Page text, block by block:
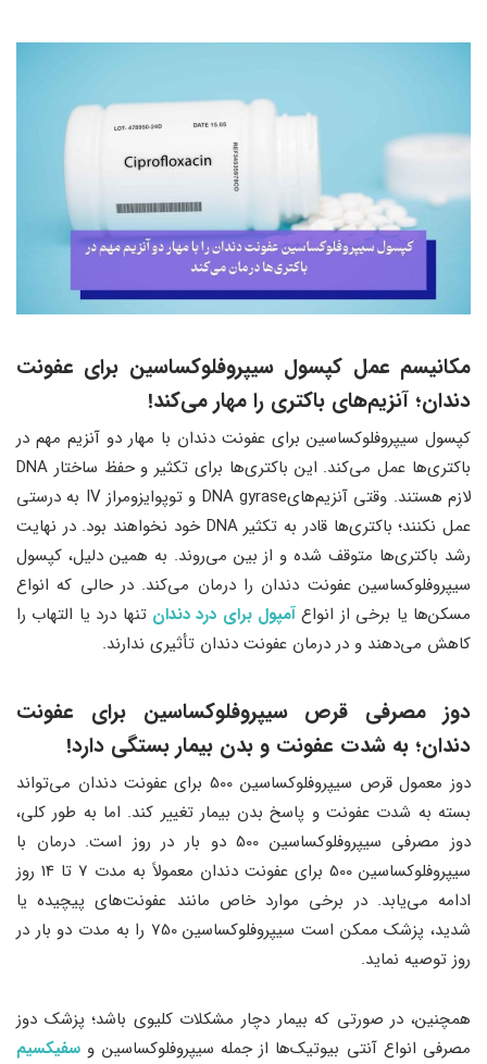
​مکانیسم عمل کپسول سیپروفلوکساسین برای عفونت
دندان؛ آنزیم‌های باکتری را مهار می‌کند!
کپسول سیپروفلوکساسین برای عفونت دندان با مهار دو آنزیم مهم در
باکتری‌ها عمل می‌کند. این باکتری‌ها برای تکثیر و حفظ ساختار DNA
لازم هستند. وقتی آنزیم‌هایDNA gyrase و توپوایزومراز IV به درستی
عمل نکنند؛ باکتری‌ها قادر به تکثیر DNA خود نخواهند بود. در نهایت
رشد باکتری‌ها متوقف شده و از بین می‌روند. به همین دلیل، کپسول
سیپروفلوکساسین عفونت دندان را درمان می‌کند. در حالی که انواع
مسکن‌ها یا برخی از انواع آمپول برای درد دندان تنها درد یا التهاب را
کاهش می‌دهند و در درمان عفونت دندان تأثیری ندارند.
دوز مصرفی قرص سیپروفلوکساسین برای عفونت
دندان؛ به شدت عفونت و بدن بیمار بستگی دارد!
دوز معمول قرص سیپروفلوکساسین 500 برای عفونت دندان می‌تواند
بسته به شدت عفونت و پاسخ بدن بیمار تغییر کند. اما به طور کلی،
دوز مصرفی سیپروفلوکساسین 500 دو بار در روز است. درمان با
سیپروفلوکساسین 500 برای عفونت دندان معمولاً به مدت 7 تا 14 روز
ادامه می‌یابد. در برخی موارد خاص مانند عفونت‌های پیچیده یا
شدید، پزشک ممکن است سیپروفلوکساسین 750 را به مدت دو بار در
روز توصیه نماید​.
همچنین، در صورتی که بیمار دچار مشکلات کلیوی باشد؛ پزشک دوز
مصرفی انواع آنتی بیوتیک‌ها از جمله سیپروفلوکساسین و سفیکسیم